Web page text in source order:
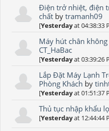
Điện trở nhiệt, điện
chất bytramanh09
[Yesterdayat 04:38:33
Máy hút chân
CT_HaBac
[Yesterdayat 03:39:26
Lắp Đặt Máy Lạnh
Phòng Khách by
[Yesterdayat 01:51:37
Thủ tục nhập khẩu
[Yesterdayat 12:44:44